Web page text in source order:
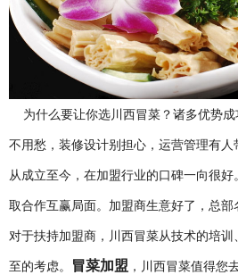
为什么要让你选川西冒菜？诸多优势成
不用愁，装修设计别担心，运营管理有
从成立至今，在加盟行业的口碑一向很
取合作互赢局面。加盟商生意好了，总部
对于扶持加盟商，川西冒菜从技术的培
至的考虑。 冒菜加盟 ，川西冒菜值得您